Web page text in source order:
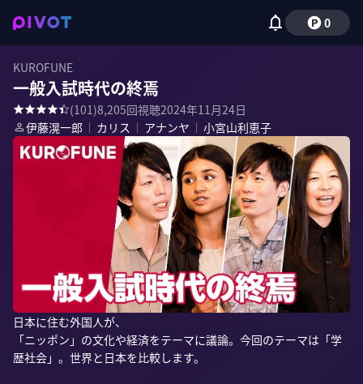
0
KUROFUNE
一般入試時代の終焉
(101)8,205回視聴2024年11月24日
伊藤滉一郎 ｜ カリス ｜ アナンヤ ｜ 小宮山利恵子
日本に住む外国人が、
「ニッポン」の文化や経済をテーマに議論。今回のテーマは「学
歴社会」。世界と日本を比較します。